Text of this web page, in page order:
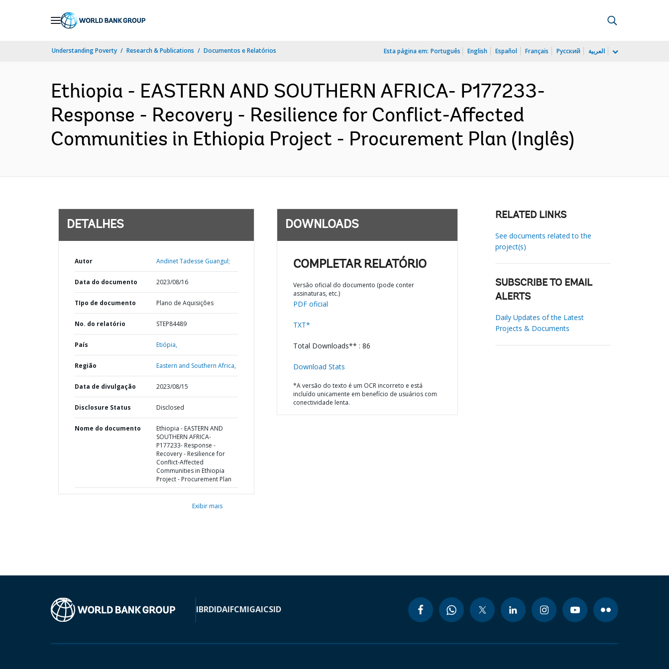
Understanding Poverty Research & Publications Documentos e Relatórios Esta página em: Português English Español Français Русский العربية
Ethiopia - EASTERN AND SOUTHERN AFRICA- P177233-
Response - Recovery - Resilience for Conflict-Affected
Communities in Ethiopia Project - Procurement Plan (Inglês)
DETALHES
Autor Andinet Tadesse Guangul;
Data do documento 2023/08/16
TIpo de documento Plano de Aquisições
No. do relatório STEP84489
País Etiópia,
Região Eastern and Southern Africa,
Data de divulgação 2023/08/15
Disclosure Status Disclosed
Nome do documento
Ethiopia - EASTERN AND
SOUTHERN AFRICA-
P177233- Response -
Recovery - Resilience for
Conflict-Affected
Communities in Ethiopia
Project - Procurement Plan
Exibir mais
DOWNLOADS
COMPLETAR RELATÓRIO
Versão oficial do documento (pode conter
assinaturas, etc.)
PDF oficial
TXT*
Total Downloads** : 86
Download Stats
*A versão do texto é um OCR incorreto e está
incluído unicamente em benefício de usuários com
conectividade lenta.
RELATED LINKS
See documents related to the
project(s)
SUBSCRIBE TO EMAIL
ALERTS
Daily Updates of the Latest
Projects & Documents
IBRDIDAIFCMIGAICSID